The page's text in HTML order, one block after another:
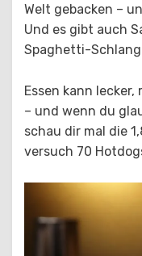
Welt gebacken –
Und es gibt auch
Spaghetti-
Essen kann
– und wenn du
schau dir mal die
versuch 70